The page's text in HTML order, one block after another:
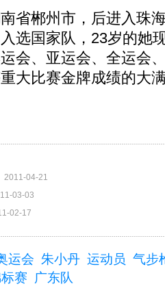
郴州市，后进入珠
选国家队，23岁的她
会、亚运会、全运会
大比赛金牌成绩的大
2011-04-21
03-03
02-17
运会 朱小丹 运动员 气步
赛 广东队